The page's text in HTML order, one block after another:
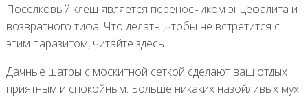
Поселковый клещ является переносчиком энцефалита и
возвратного тифа. Что делать ,чтобы не встретится с
этим паразитом, читайте здесь.
Дачные шатры с москитной сеткой сделают ваш отдых
приятным и спокойным. Больше никаких назойливых мух